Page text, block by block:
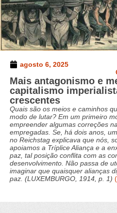
agosto 6, 2025
Mais antagonismo e
capitalismo
crescentes
Quais são os meios e caminhos
modo de lutar? Em um primeiro
empreender algumas correções
empregadas. Se, há dois anos,
no Reichstag explicava que nós,
apoiamos a Tríplice Aliança e a
paz, tal posição conflita com as
desenvolvimento. Não passa de
imaginar que quaisquer alianças
paz. (LUXEMBURGO, 1914, p. 1)